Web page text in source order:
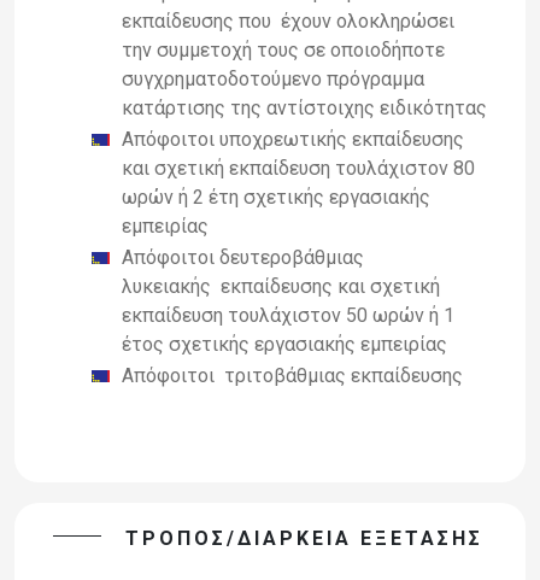
εκπαίδευσης που έχουν ολοκληρώσει
την συμμετοχή τους σε οποιοδήποτε
συγχρηματοδοτούμενο πρόγραμμα
κατάρτισης της αντίστοιχης ειδικότητας
Απόφοιτοι υποχρεωτικής εκπαίδευσης
και σχετική εκπαίδευση τουλάχιστον 80
ωρών ή 2 έτη σχετικής εργασιακής
εμπειρίας
Απόφοιτοι δευτεροβάθμιας
λυκειακής εκπαίδευσης και σχετική
εκπαίδευση τουλάχιστον 50 ωρών ή 1
έτος σχετικής εργασιακής εμπειρίας
Απόφοιτοι τριτοβάθμιας εκπαίδευσης
ΤΡΌΠΟΣ/ΔΙΆΡΚΕΙΑ ΕΞΈΤΑΣΗΣ